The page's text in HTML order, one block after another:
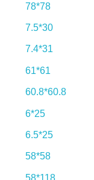
78*78
7.5*30
7.4*31
61*61
60.8*60.8
6*25
6.5*25
58*58
58*118